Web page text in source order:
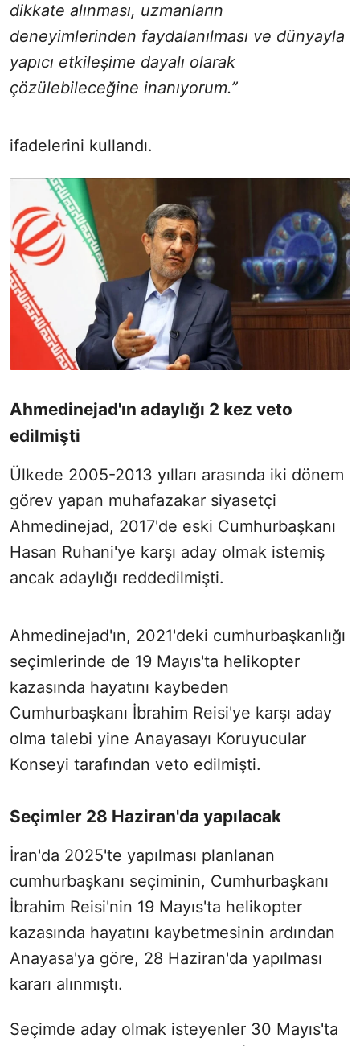
dikkate alınması, uzmanların
deneyimlerinden faydalanılması ve dünyayla
yapıcı etkileşime dayalı olarak
çözülebileceğine inanıyorum.”
ifadelerini kullandı.
Ahmedinejad'ın adaylığı 2 kez veto
edilmişti
Ülkede 2005-2013 yılları arasında iki dönem
görev yapan muhafazakar siyasetçi
Ahmedinejad, 2017'de eski Cumhurbaşkanı
Hasan Ruhani'ye karşı aday olmak istemiş
ancak adaylığı reddedilmişti.
Ahmedinejad'ın, 2021'deki cumhurbaşkanlığı
seçimlerinde de 19 Mayıs'ta helikopter
kazasında hayatını kaybeden
Cumhurbaşkanı İbrahim Reisi'ye karşı aday
olma talebi yine Anayasayı Koruyucular
Konseyi tarafından veto edilmişti.
Seçimler 28 Haziran'da yapılacak
İran'da 2025'te yapılması planlanan
cumhurbaşkanı seçiminin, Cumhurbaşkanı
İbrahim Reisi'nin 19 Mayıs'ta helikopter
kazasında hayatını kaybetmesinin ardından
Anayasa'ya göre, 28 Haziran'da yapılması
kararı alınmıştı.
Seçimde aday olmak isteyenler 30 Mayıs'ta